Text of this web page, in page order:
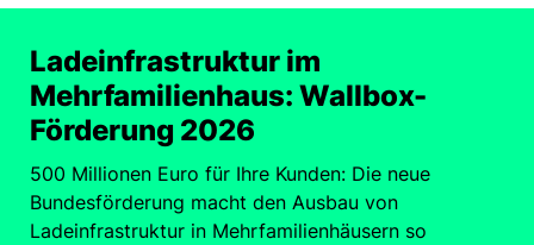
Ladeinfrastruktur im
Mehrfamilienhaus: Wallbox-
Förderung 2026
500 Millionen Euro für Ihre Kunden: Die neue
Bundesförderung macht den Ausbau von
Ladeinfrastruktur in Mehrfamilienhäusern so